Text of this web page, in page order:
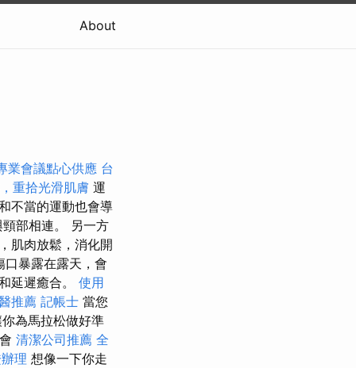
About
業會議點心供應 台
重拾光滑肌膚 運
不當的運動也會導
部相連。 另一方
肌肉放鬆，消化開
口暴露在露天，會
延遲癒合。 使用
推薦 記帳士 當您
為馬拉松做好準
清潔公司推薦 全
理 想像一下你走